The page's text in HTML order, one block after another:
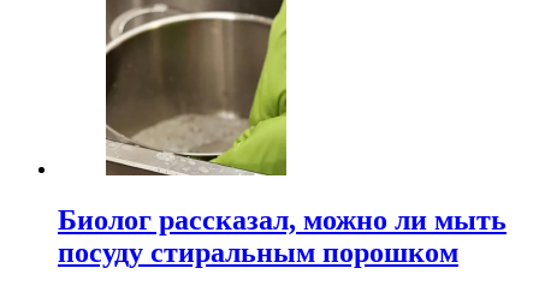
Биолог рассказал, можно ли мыть
посуду стиральным порошком